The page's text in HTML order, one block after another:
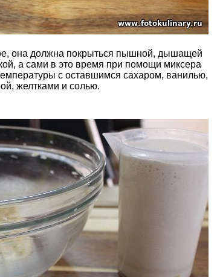
она должна покрыться пышной, дышащей
а сами в это время при помощи миксера
с оставшимся сахаром, ванилью,
желтками и солью.